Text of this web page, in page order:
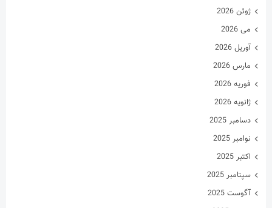
ژوئن 2026
می 2026
آوریل 2026
مارس 2026
فوریه 2026
ژانویه 2026
دسامبر 2025
نوامبر 2025
اکتبر 2025
سپتامبر 2025
آگوست 2025